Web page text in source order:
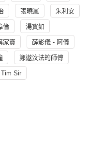
張曉嵐 朱利安
倫 湯寳如
家寶 薛影儀 - 阿儀
鄭遨汶法筠師傅
Sir